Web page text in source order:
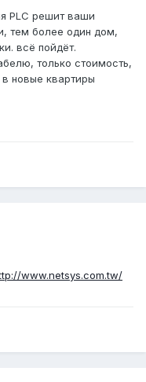
PLC решит ваши
тем более один дом,
всё пойдёт.
только стоимость,
новые квартиры
www.netsys.com.tw/